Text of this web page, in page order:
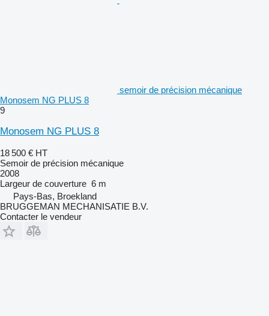
semoir de précision mécanique
Monosem NG PLUS 8
9
Monosem NG PLUS 8
18 500 € HT
Semoir de précision mécanique
2008
Largeur de couverture 6 m
Pays-Bas, Broekland
BRUGGEMAN MECHANISATIE B.V.
Contacter le vendeur